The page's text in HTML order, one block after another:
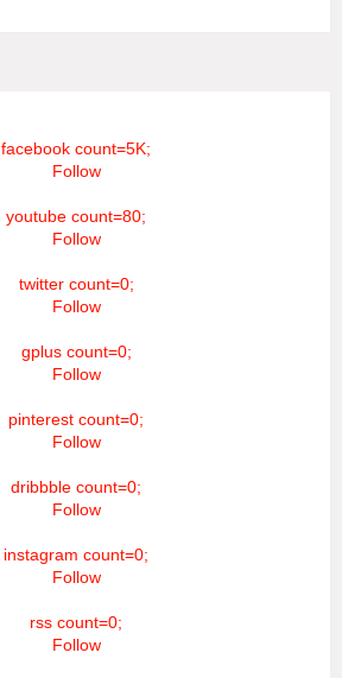
facebook count=5K;
Follow
youtube count=80;
Follow
twitter count=0;
Follow
gplus count=0;
Follow
pinterest count=0;
Follow
dribbble count=0;
Follow
instagram count=0;
Follow
rss count=0;
Follow